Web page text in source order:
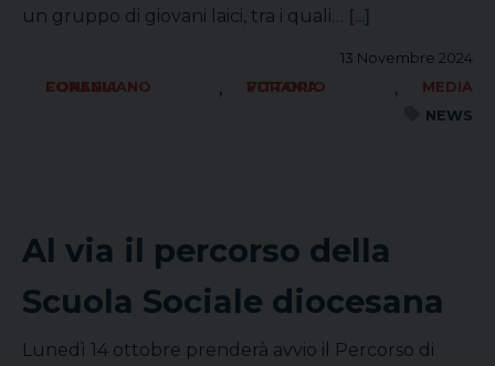
un gruppo di giovani laici, tra i quali… [...]
13 Novembre 2024
FORANIA CONEGLIANO
, FORANIA VITTORIO ,
MEDIA
NEWS
Al via il percorso della
Scuola Sociale diocesana
Lunedì 14 ottobre prenderà avvio il Percorso di